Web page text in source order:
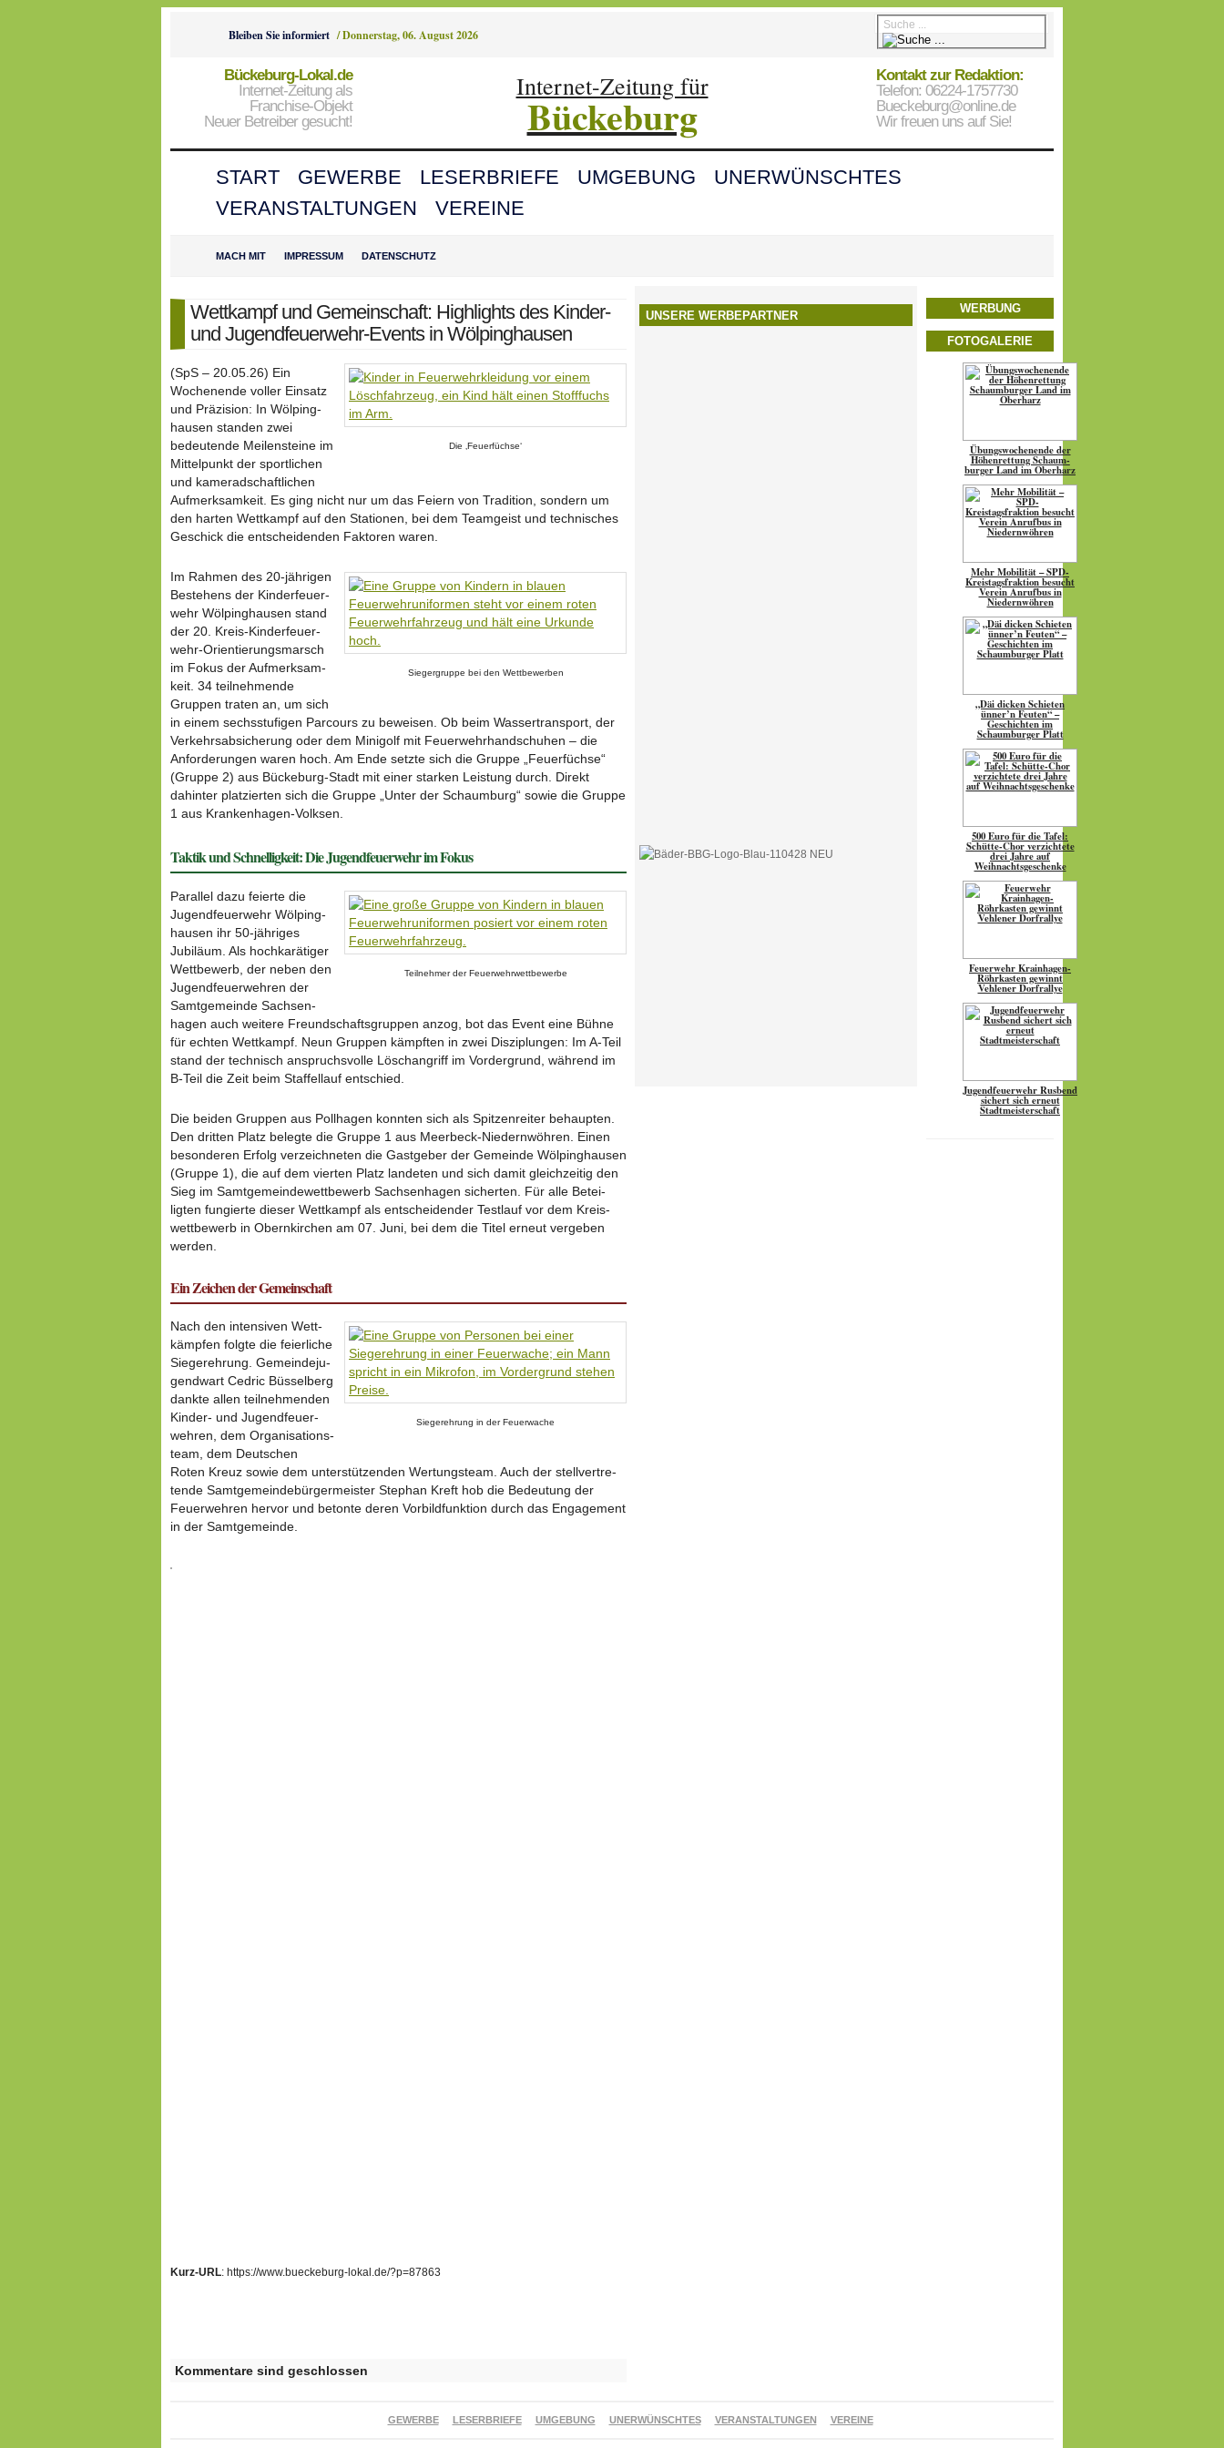
Bleiben Sie informiert /Donnerstag, 06. August 2026
Bückeburg-Lokal.de
Internet-Zeitung als
Franchise-Objekt
Neuer Betreiber gesucht!
Internet-Zeitung für
Bückeburg
Kontakt zur Redaktion:
Telefon: 06224-1757730
Bueckeburg@online.de
Wir freuen uns auf Sie!
START GEWERBE LESERBRIEFE UMGEBUNG
UNERWÜNSCHTES
VERANSTALTUNGEN
VEREINE
MACH MIT IMPRESSUM DATENSCHUTZ
Wettkampf und Gemeinschaft: Highlights des Kinder-
und Jugendfeuerwehr-Events in Wölpinghausen
Die ‚Feuer­füchse‘
(SpS – 20.05.26) Ein
Wochen­ende voller Einsatz
und Präzision: In Wölping­
hausen standen zwei
bedeu­tende Meilen­steine im
Mittel­punkt der sport­li­chen
und kame­rad­schaft­li­chen
Aufmerk­sam­keit. Es ging nicht nur um das Feiern von Tradition, sondern um
den harten Wettkampf auf den Stationen, bei dem Teamgeist und tech­ni­sches
Geschick die entschei­denden Faktoren waren.
Sieger­gruppe bei den Wett­be­werben
Im Rahmen des 20-jährigen
Bestehens der Kinder­feu­er­
wehr Wölping­hausen stand
der 20. Kreis-Kinder­feu­er­
wehr­-Ori­en­tie­rungs­marsch
im Fokus der Aufmerk­sam­
keit. 34 teil­neh­mende
Gruppen traten an, um sich
in einem sechs­stu­figen Parcours zu beweisen. Ob beim Wasser­trans­port, der
Verkehrs­ab­si­che­rung oder dem Minigolf mit Feuer­wehr­hand­schuhen – die
Anfor­de­rungen waren hoch. Am Ende setzte sich die Gruppe „Feuer­füchse“
(Gruppe 2) aus Bückeburg-Stadt mit einer starken Leistung durch. Direkt
dahinter plat­zierten sich die Gruppe „Unter der Schaum­burg“ sowie die Gruppe
1 aus Kran­ken­hagen-Volksen.
Taktik und Schnel­lig­keit: Die Jugend­feu­er­wehr im Fokus
Teil­nehmer der Feuer­wehr­wett­be­werbe
Parallel dazu feierte die
Jugend­feu­er­wehr Wölping­
hausen ihr 50-jähriges
Jubiläum. Als hoch­ka­rä­tiger
Wett­be­werb, der neben den
Jugend­feu­er­wehren der
Samt­ge­meinde Sach­sen­
hagen auch weitere Freund­schafts­gruppen anzog, bot das Event eine Bühne
für echten Wettkampf. Neun Gruppen kämpften in zwei Disziplungen: Im A-Teil
stand der technisch anspruchs­volle Lösch­an­griff im Vorder­grund, während im
B-Teil die Zeit beim Staf­fel­lauf entschied.
Die beiden Gruppen aus Pollhagen konnten sich als Spit­zen­reiter behaupten.
Den dritten Platz belegte die Gruppe 1 aus Meerbeck-Niedern­wöhren. Einen
beson­deren Erfolg verzeich­neten die Gastgeber der Gemeinde Wölping­hausen
(Gruppe 1), die auf dem vierten Platz landeten und sich damit gleich­zeitig den
Sieg im Samt­ge­mein­de­wett­be­werb Sach­sen­hagen sicherten. Für alle Betei­
ligten fungierte dieser Wettkampf als entschei­dender Testlauf vor dem Kreis­
wett­be­werb in Obern­kir­chen am 07. Juni, bei dem die Titel erneut vergeben
werden.
Ein Zeichen der Gemein­schaft
Sieger­eh­rung in der Feuer­wache
Nach den inten­siven Wett­
kämpfen folgte die feier­liche
Sieger­eh­rung. Gemein­de­ju­
gend­wart Cedric Büssel­berg
dankte allen teil­neh­menden
Kinder- und Jugend­feu­er­
wehren, dem Orga­ni­sa­ti­ons­
team, dem Deutschen
Roten Kreuz sowie dem unter­stüt­zenden Wertungs­team. Auch der stell­ver­tre­
tende Samt­ge­mein­de­bür­ger­meister Stephan Kreft hob die Bedeutung der
Feuer­wehren hervor und betonte deren Vorbild­funk­tion durch das Enga­ge­ment
in der Samt­ge­meinde.
Kurz-URL: https://www.bueckeburg-lokal.de/?p=87863
Kommentare sind geschlossen
UNSERE WERBEPARTNER
WERBUNG
FOTOGALERIE
Übungs­wo­chen­ende der
Höhen­ret­tung Schaum­
burger Land im Oberharz
Mehr Mobilität – SPD-
Kreistagsfraktion besucht
Verein Anrufbus in
Niedernwöhren
„Däi dicken Schieten
ünner’n Feuten“ –
Geschichten im
Schaumburger Platt
500 Euro für die Tafel:
Schütte-Chor verzichtete
drei Jahre auf
Weihnachtsgeschenke
Feuerwehr Krainhagen-
Röhrkasten gewinnt
Vehlener Dorfrallye
Jugendfeuerwehr Rusbend
sichert sich erneut
Stadtmeisterschaft
GEWERBE LESERBRIEFE UMGEBUNG UNERWÜNSCHTES VERANSTALTUNGEN VEREINE